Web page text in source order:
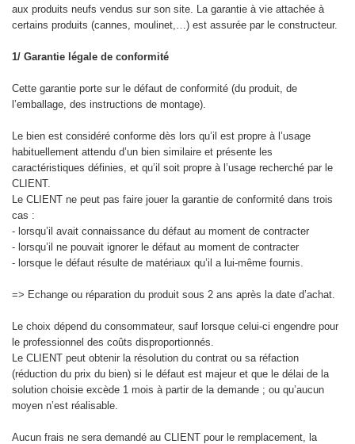
aux produits neufs vendus sur son site. La garantie à vie attachée à
certains produits (cannes, moulinet,…) est assurée par le constructeur.
1/ Garantie légale de conformité
Cette garantie porte sur le défaut de conformité (du produit, de
l’emballage, des instructions de montage).
Le bien est considéré conforme dès lors qu’il est propre à l’usage
habituellement attendu d’un bien similaire et présente les
caractéristiques définies, et qu’il soit propre à l’usage recherché par le
CLIENT.
Le CLIENT ne peut pas faire jouer la garantie de conformité dans trois
cas :
- lorsqu’il avait connaissance du défaut au moment de contracter
- lorsqu’il ne pouvait ignorer le défaut au moment de contracter
- lorsque le défaut résulte de matériaux qu’il a lui-même fournis.
=> Echange ou réparation du produit sous 2 ans après la date d’achat.
Le choix dépend du consommateur, sauf lorsque celui-ci engendre pour
le professionnel des coûts disproportionnés.
Le CLIENT peut obtenir la résolution du contrat ou sa réfaction
(réduction du prix du bien) si le défaut est majeur et que le délai de la
solution choisie excède 1 mois à partir de la demande ; ou qu’aucun
moyen n’est réalisable.
Aucun frais ne sera demandé au CLIENT pour le remplacement, la